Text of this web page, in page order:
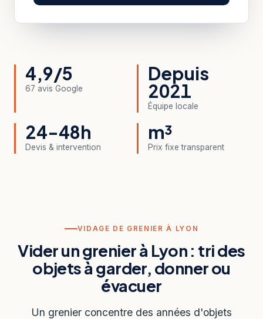
4,9/5
67 avis Google
Depuis
2021
Équipe locale
24-48h
Devis & intervention
m³
Prix fixe transparent
VIDAGE DE GRENIER À LYON
Vider un grenier à Lyon : tri des
objets à garder, donner ou
évacuer
Un grenier concentre des années d'objets